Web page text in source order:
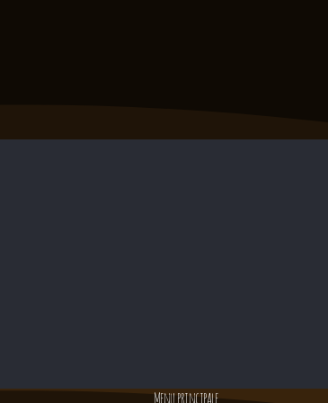
Menu principale